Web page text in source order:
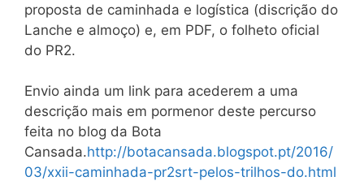
proposta de caminhada e logística (discrição do
Lanche e almoço) e, em PDF, o folheto oficial
do PR2.
Envio ainda um link para acederem a uma
descrição mais em pormenor deste percurso
feita no blog da Bota
Cansada.http://botacansada.blogspot.pt/2016/
03/xxii-caminhada-pr2srt-pelos-trilhos-do.html